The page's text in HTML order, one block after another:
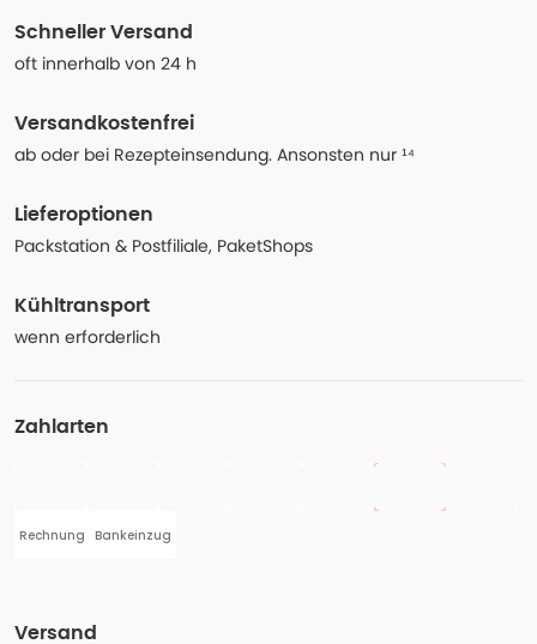
Schneller Versand
oft innerhalb von 24 h
Versandkostenfrei
ab oder bei Rezepteinsendung. Ansonsten nur ¹⁴
Lieferoptionen
Packstation & Postfiliale, PaketShops
Kühltransport
wenn erforderlich
Zahlarten
Rechnung Bankeinzug
Versand